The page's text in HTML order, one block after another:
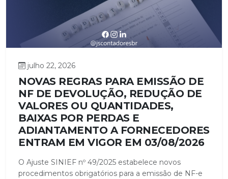
julho 22, 2026
NOVAS REGRAS PARA EMISSÃO DE
NF DE DEVOLUÇÃO, REDUÇÃO DE
VALORES OU QUANTIDADES,
BAIXAS POR PERDAS E
ADIANTAMENTO A FORNECEDORES
ENTRAM EM VIGOR EM 03/08/2026
O Ajuste SINIEF nº 49/2025 estabelece novos
procedimentos obrigatórios para a emissão de NF-e